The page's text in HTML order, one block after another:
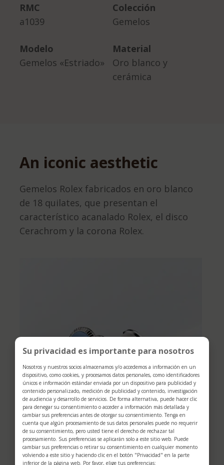
RMC
a1039
Colección
Gemelos
Modelo
Gemelos «Estriado»
Material
Oro blanco y
cerámica
An iconic aesthetic
Gemelos Rolex fabricados en oro blanco
de 18 quilates, que presentan el
característico acanalado Rolex, el disco
Cerachrom y la corona Rolex.
Su privacidad es importante para nosotros
Nosotros y nuestros socios almacenamos y/o accedemos a información en un
dispositivo, como cookies, y procesamos datos personales, como identificadores
únicos e información estándar enviada por un dispositivo para publicidad y
contenido personalizado, medición de publicidad y contenido, investigación
de audiencia y desarrollo de servicios. De forma alternativa, puede hacer clic
para denegar su consentimiento o acceder a información más detallada y
cambiar sus preferencias antes de otorgar su consentimiento. Tenga en
cuenta que algún procesamiento de sus datos personales puede no requerir
de su consentimiento, pero usted tiene el derecho de rechazar tal
procesamiento. Sus preferencias se aplicarán solo a este sitio web. Puede
cambiar sus preferencias o retirar su consentimiento en cualquier momento
volviendo a este sitio y haciendo clic en el botón "Privacidad" en la parte
inferior de la página web. Por favor, elige tus preferencias: